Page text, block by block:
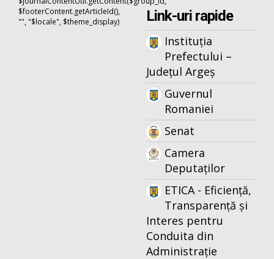
$footerContent.getArticleId(),
"", "$locale", $theme_display)
Link-uri rapide
Instituția
Prefectului –
Județul Argeș
Guvernul
Romaniei
Senat
Camera
Deputaților
ETICA - Eficiență,
Transparență și
Interes pentru
Conduita din
Administrație